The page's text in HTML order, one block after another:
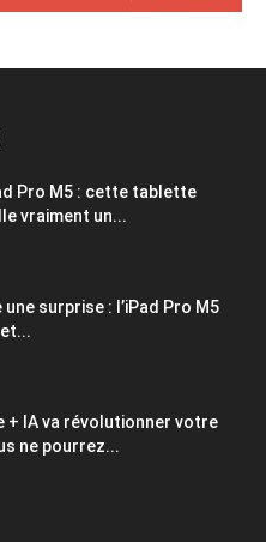
Pro M5 : cette tablette
vraiment un...
surprise : l’iPad Pro M5
+ IA va révolutionner votre
ne pourrez...